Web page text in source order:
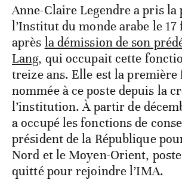
Anne-Claire Legendre a pris la
l’Institut du monde arabe le
après la démission de son
Lang, qui occupait cette
treize ans. Elle est la première
nommée à ce poste depuis la
l’institution. À partir de
a occupé les fonctions de
président de la République
Nord et le Moyen-Orient, poste
quitté pour rejoindre l’IMA.